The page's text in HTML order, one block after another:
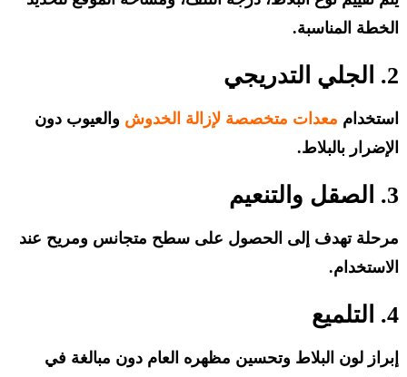
الخطة المناسبة.
2. الجلي التدريجي
استخدام معدات متخصصة لإزالة الخدوش والعيوب دون
الإضرار بالبلاط.
3. الصقل والتنعيم
مرحلة تهدف إلى الحصول على سطح متجانس ومريح عند
الاستخدام.
4. التلميع
إبراز لون البلاط وتحسين مظهره العام دون مبالغة في